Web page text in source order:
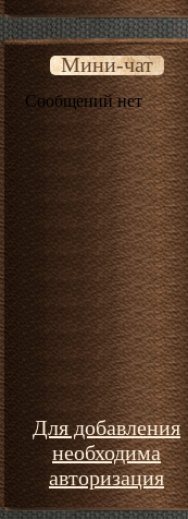
Мини-чат
Для добавления
необходима
авторизация